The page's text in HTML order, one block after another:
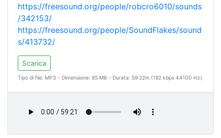
https://freesound.org/people/robcro6010/sounds
/342153/
https://freesound.org/people/SoundFlakes/sound
s/413732/
Scarica
Tipo di file: MP3 - Dimensione: 85 MB - Durata: 59:22m (192 kbps 44100 Hz)